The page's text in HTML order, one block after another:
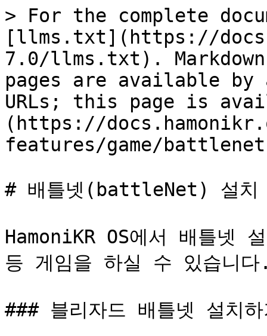
> For the complete
[llms.txt](https://
7.0/llms.txt).
pages are available by
URLs; this page is
(https://
features/game/
# 배틀넷(battleNet) 설치
HamoniKR OS에서 배틀넷
등 게임을 하실 수 있습니
### 블리자드 배틀넷 설치